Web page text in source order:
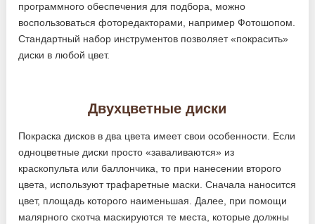
программного обеспечения для подбора, можно
воспользоваться фоторедакторами, например Фотошопом.
Стандартный набор инструментов позволяет «покрасить»
диски в любой цвет.
Двухцветные диски
Покраска дисков в два цвета имеет свои особенности. Если
одноцветные диски просто «заваливаются» из
краскопульта или баллончика, то при нанесении второго
цвета, используют трафаретные маски. Сначала наносится
цвет, площадь которого наименьшая. Далее, при помощи
малярного скотча маскируются те места, которые должны